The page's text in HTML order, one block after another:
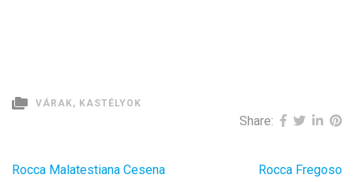
VÁRAK, KASTÉLYOK
Share:
Bejegyzés
Rocca Malatestiana Cesena Rocca Fregoso